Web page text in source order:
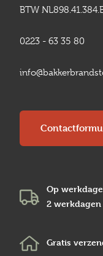
BTW
0223 - 63 35 80
Op
2 werkdagen
Gratis